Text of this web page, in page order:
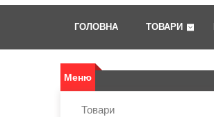
ГОЛОВНА ТОВАРИ
Товари